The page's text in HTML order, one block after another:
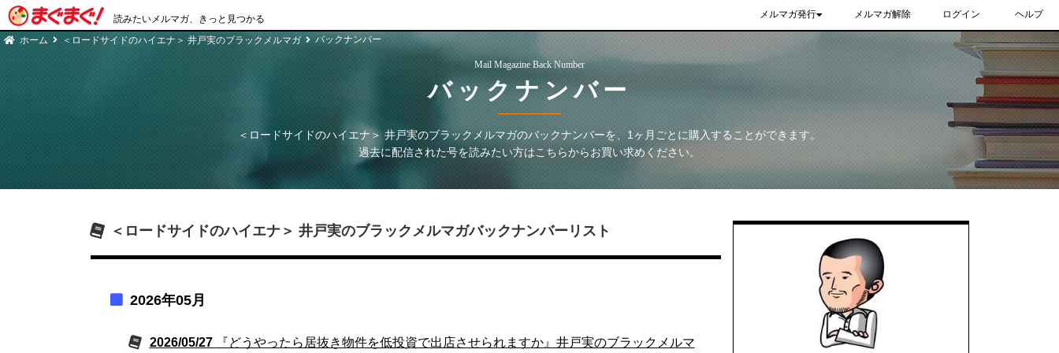
読みたいメルマガ、きっと見つかる メルマガ発行 メルマガ解除 ログイン ヘルプ
ホーム ＜ロードサイドのハイエナ＞ 井戸実のブラックメルマガ バックナンバー
Mail Magazine Back Number
バックナンバー
＜ロードサイドのハイエナ＞ 井戸実のブラックメルマガのバックナンバーを、1ヶ月ごとに購入することができます。
過去に配信された号を読みたい方はこちらからお買い求めください。
＜ロードサイドのハイエナ＞ 井戸実のブラックメルマガバックナンバーリスト
2026年05月
2026/05/27
『どうやったら居抜き物件を低投資で出店させられますか』井戸実のブラックメルマ